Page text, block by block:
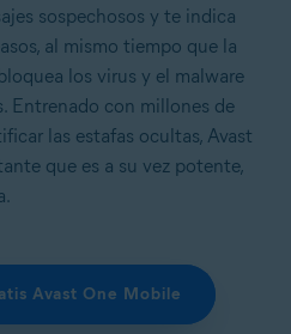
sospechosos y te indica
al mismo tiempo que la
los virus y el malware
Entrenado con millones de
las estafas ocultas, Avast
que es a su vez potente,
Avast One Mobile